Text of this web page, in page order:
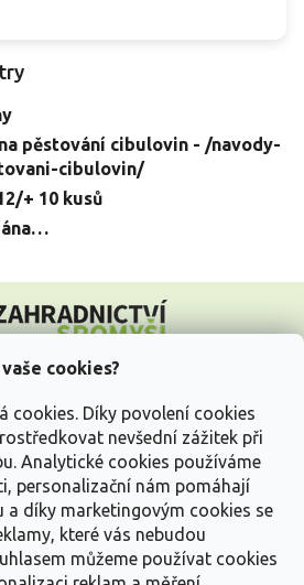
cookies?
cookies. Díky povolení cookies
nevšední zážitek při
Analytické cookies používáme
personalizační nám pomáhají
a díky marketingovým cookies se
které vás nebudou
můžeme používat cookies
pěstování cibulovin - /navody-
cibulovin/
+ 10 kusů